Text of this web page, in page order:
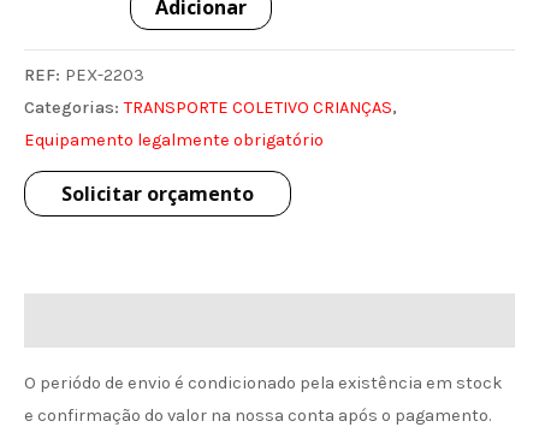
Adicionar
REF: PEX-2203
Categorias:TRANSPORTE COLETIVO CRIANÇAS,
Equipamento legalmente obrigatório
Solicitar orçamento
O periódo de envio é condicionado pela existência em stock
e confirmação do valor na nossa conta após o pagamento.